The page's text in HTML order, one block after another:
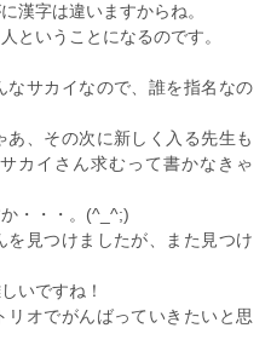
漢字は違いますからね。
ということになるのです。
なサカイなので、誰を指名なの
、その次に新しく入る先生も
カイさん求むって書かなきゃ
・・・。(^_^;)
見つけましたが、また見つけ
いですね！
リオでがんばっていきたいと思